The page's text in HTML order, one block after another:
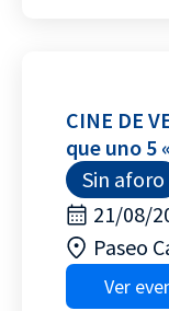
CINE DE
que uno 5
Sin aforo
21/08/
Paseo
Ver